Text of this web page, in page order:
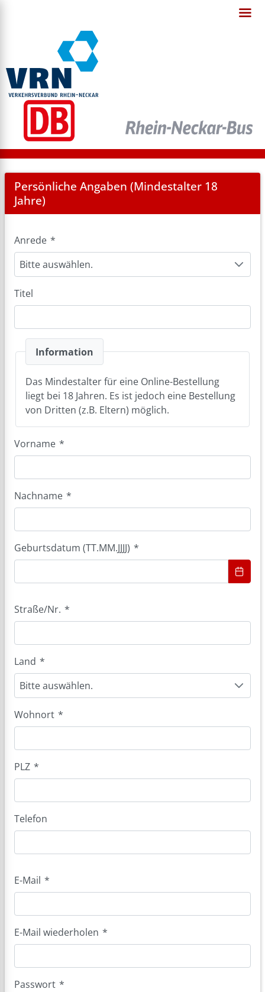
Registration
Persönliche Angaben (Mindestalter 18
Jahre)
Anrede *
Bitte auswählen.
Titel
Information
Das Mindestalter für eine Online-Bestellung
liegt bei 18 Jahren. Es ist jedoch eine Bestellung
von Dritten (z.B. Eltern) möglich.
Vorname *
Nachname *
Geburtsdatum (TT.MM.JJJJ) *
Straße/Nr. *
Land *
Bitte auswählen.
Wohnort *
PLZ *
Telefon
E-Mail *
E-Mail wiederholen *
Passwort *